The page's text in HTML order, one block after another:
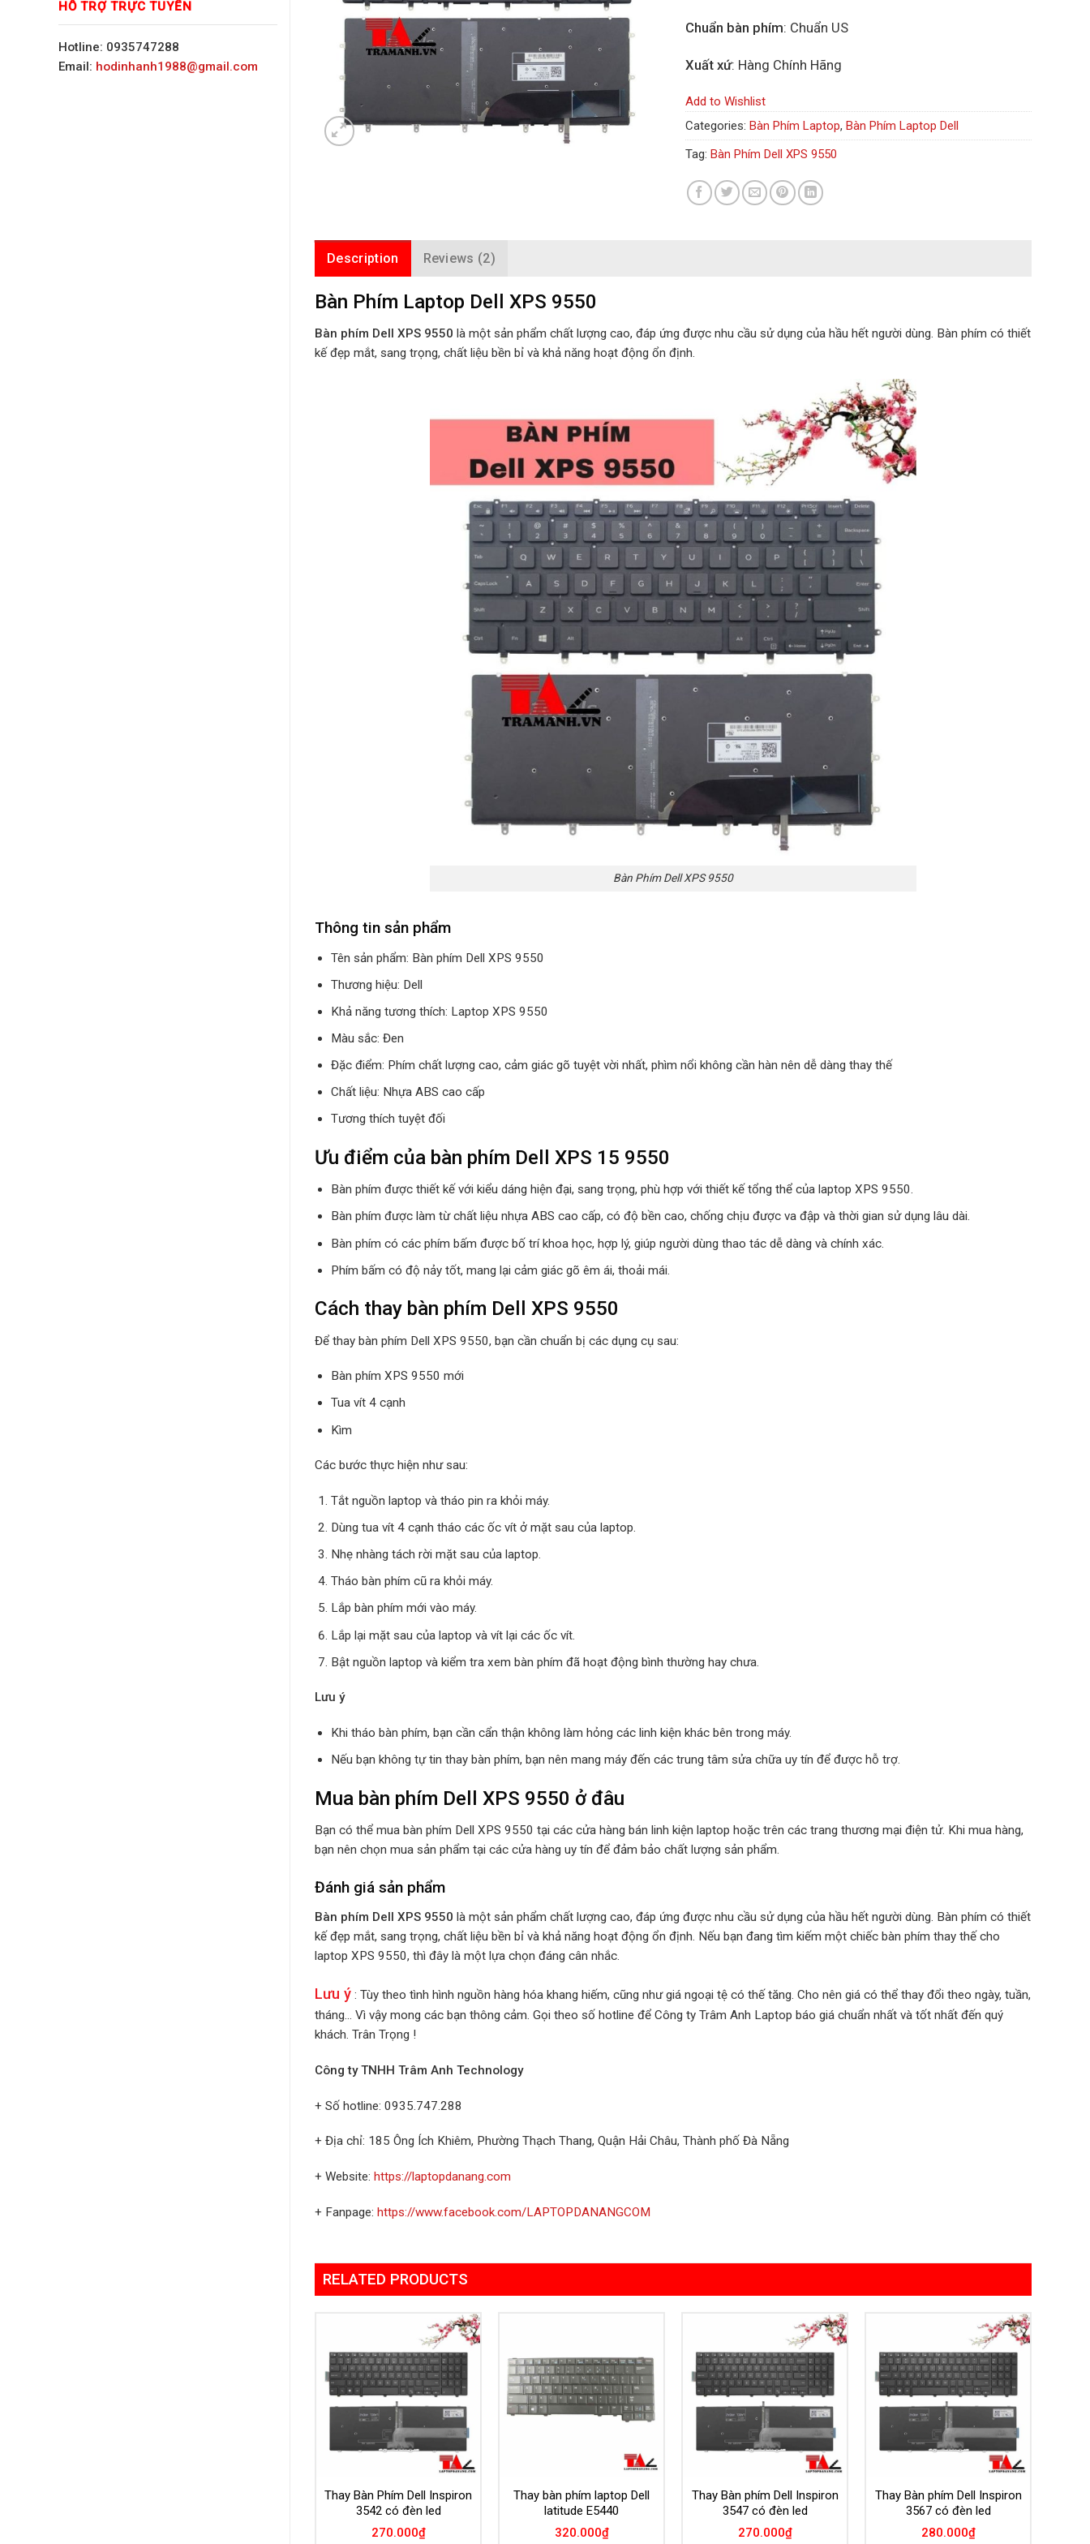
HỖ TRỢ TRỰC TUYẾN
Hotline: 0935747288
Email: hodinhanh1988@gmail.com
Chuẩn bàn phím: Chuẩn US
Xuất xứ: Hàng Chính Hãng
Add to Wishlist
Categories: Bàn Phím Laptop, Bàn Phím Laptop Dell
Tag: Bàn Phím Dell XPS 9550
Description Reviews (2)
Bàn Phím Laptop Dell XPS 9550
Bàn phím Dell XPS 9550 là một sản phẩm chất lượng cao, đáp ứng được nhu cầu sử dụng của hầu hết người dùng. Bàn phím có thiết
kế đẹp mắt, sang trọng, chất liệu bền bỉ và khả năng hoạt động ổn định.
Bàn Phím Dell XPS 9550
Thông tin sản phẩm
Tên sản phẩm: Bàn phím Dell XPS 9550
Thương hiệu: Dell
Khả năng tương thích: Laptop XPS 9550
Màu sắc: Đen
Đặc điểm: Phím chất lượng cao, cảm giác gõ tuyệt vời nhất, phìm nổi không cần hàn nên dễ dàng thay thế
Chất liệu: Nhựa ABS cao cấp
Tương thích tuyệt đối
Ưu điểm của bàn phím Dell XPS 15 9550
Bàn phím được thiết kế với kiểu dáng hiện đại, sang trọng, phù hợp với thiết kế tổng thể của laptop XPS 9550.
Bàn phím được làm từ chất liệu nhựa ABS cao cấp, có độ bền cao, chống chịu được va đập và thời gian sử dụng lâu dài.
Bàn phím có các phím bấm được bố trí khoa học, hợp lý, giúp người dùng thao tác dễ dàng và chính xác.
Phím bấm có độ nảy tốt, mang lại cảm giác gõ êm ái, thoải mái.
Cách thay bàn phím Dell XPS 9550
Để thay bàn phím Dell XPS 9550, bạn cần chuẩn bị các dụng cụ sau:
Bàn phím XPS 9550 mới
Tua vít 4 cạnh
Kìm
Các bước thực hiện như sau:
Tắt nguồn laptop và tháo pin ra khỏi máy.
Dùng tua vít 4 cạnh tháo các ốc vít ở mặt sau của laptop.
Nhẹ nhàng tách rời mặt sau của laptop.
Tháo bàn phím cũ ra khỏi máy.
Lắp bàn phím mới vào máy.
Lắp lại mặt sau của laptop và vít lại các ốc vít.
Bật nguồn laptop và kiểm tra xem bàn phím đã hoạt động bình thường hay chưa.
Lưu ý
Khi tháo bàn phím, bạn cần cẩn thận không làm hỏng các linh kiện khác bên trong máy.
Nếu bạn không tự tin thay bàn phím, bạn nên mang máy đến các trung tâm sửa chữa uy tín để được hỗ trợ.
Mua bàn phím Dell XPS 9550 ở đâu
Bạn có thể mua bàn phím Dell XPS 9550 tại các cửa hàng bán linh kiện laptop hoặc trên các trang thương mại điện tử. Khi mua hàng,
bạn nên chọn mua sản phẩm tại các cửa hàng uy tín để đảm bảo chất lượng sản phẩm.
Đánh giá sản phẩm
Bàn phím Dell XPS 9550 là một sản phẩm chất lượng cao, đáp ứng được nhu cầu sử dụng của hầu hết người dùng. Bàn phím có thiết
kế đẹp mắt, sang trọng, chất liệu bền bỉ và khả năng hoạt động ổn định. Nếu bạn đang tìm kiếm một chiếc bàn phím thay thế cho
laptop XPS 9550, thì đây là một lựa chọn đáng cân nhắc.
Lưu ý : Tùy theo tình hình nguồn hàng hóa khang hiếm, cũng như giá ngoại tệ có thế tăng. Cho nên giá có thể thay đổi theo ngày, tuần,
tháng… Vì vậy mong các bạn thông cảm. Gọi theo số hotline để Công ty Trâm Anh Laptop báo giá chuẩn nhất và tốt nhất đến quý
khách. Trân Trọng !
Công ty TNHH Trâm Anh Technology
+ Số hotline: 0935.747.288
+ Địa chỉ: 185 Ông Ích Khiêm, Phường Thạch Thang, Quận Hải Châu, Thành phố Đà Nẵng
+ Website: https://laptopdanang.com
+ Fanpage: https://www.facebook.com/LAPTOPDANANGCOM
RELATED PRODUCTS
Add to
Wishlist
Thay Bàn Phím Dell Inspiron
3542 có đèn led
270.000₫
Add to
Wishlist
Thay bàn phím laptop Dell
latitude E5440
320.000₫
Add to
Wishlist
Thay Bàn phím Dell Inspiron
3547 có đèn led
270.000₫
Add to
Wishlist
Thay Bàn phím Dell Inspiron
3567 có đèn led
280.000₫